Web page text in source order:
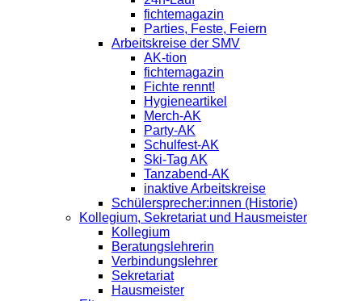
fichtemagazin
Parties, Feste, Feiern
Arbeitskreise der SMV
AK-tion
fichtemagazin
Fichte rennt!
Hygieneartikel
Merch-AK
Party-AK
Schulfest-AK
Ski-Tag AK
Tanzabend-AK
inaktive Arbeitskreise
Schülersprecher:innen (Historie)
Kollegium, Sekretariat und Hausmeister
Kollegium
Beratungslehrerin
Verbindungslehrer
Sekretariat
Hausmeister